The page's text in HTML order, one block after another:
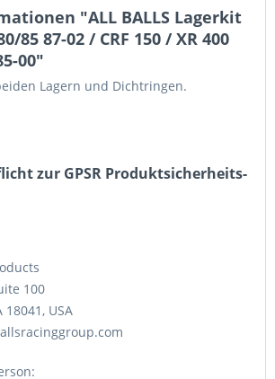
"ALL BALLS Lagerkit
85 87-02 / CRF 150 / XR 400
00"
Lagern und Dichtringen.
zur GPSR Produktsicherheits­
100
18041, USA